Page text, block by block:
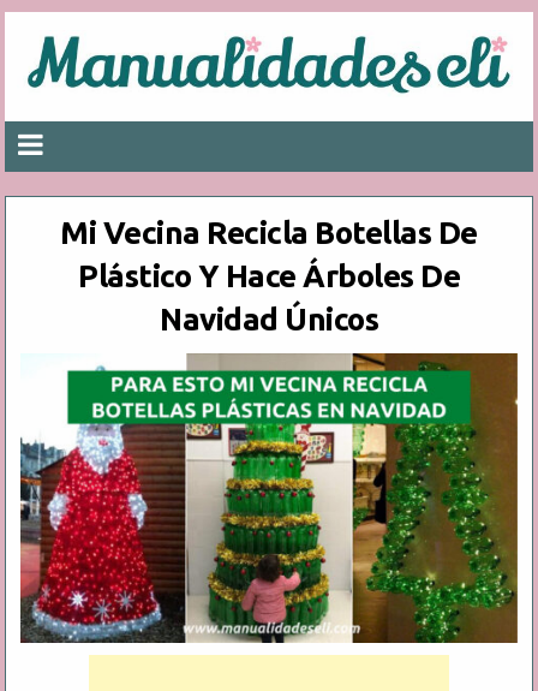
Mi Vecina Recicla Botellas De
Plástico Y Hace Árboles De
Navidad Únicos